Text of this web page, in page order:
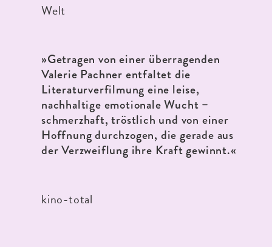
Welt
»Getragen von einer überragenden
Valerie Pachner entfaltet die
Literaturverfilmung eine leise,
nachhaltige emotionale Wucht –
schmerzhaft, tröstlich und von einer
Hoffnung durchzogen, die gerade aus
der Verzweiflung ihre Kraft gewinnt.«
kino-total